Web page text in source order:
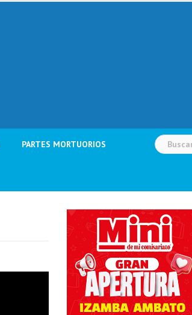
PARTES MORTUORIOS Buscar: